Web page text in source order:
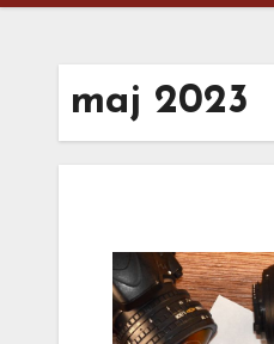
maj 2023